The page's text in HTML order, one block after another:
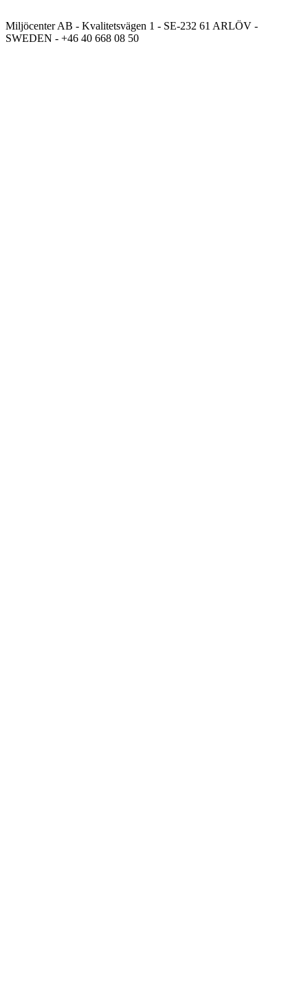
Miljöcenter AB - Kvalitetsvägen 1 - SE-232 61 ARLÖV -
SWEDEN - +46 40 668 08 50